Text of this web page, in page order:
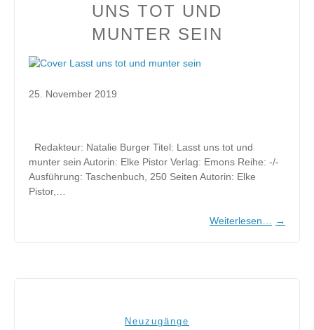
UNS TOT UND
MUNTER SEIN
25. November 2019
Redakteur: Natalie Burger Titel: Lasst uns tot und
munter sein Autorin: Elke Pistor Verlag: Emons Reihe: -/-
Ausführung: Taschenbuch, 250 Seiten Autorin: Elke
Pistor,…
Weiterlesen… →
Neuzugänge